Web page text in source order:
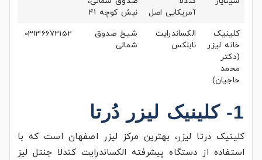
آمریکایی اصل
نبش کوچه ۴۱
کلینیک
خانه لیزر
(دکتر
محمد
حاجیان)
الکساندرایت
نابلکس
شیخ صدوق
شمالی
03136672152
1- کلینیک لیزر دُرتا
کلینیک درتا لیزر، بهترين مركز ليزر اصفهان است که با
استفاده از دستگاه پیشرفته الکساندرایت کندلا جنتل لیز